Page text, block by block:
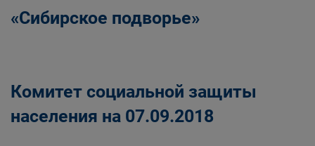
«Сибирское подворье»
Комитет социальной защиты
населения на 07.09.2018